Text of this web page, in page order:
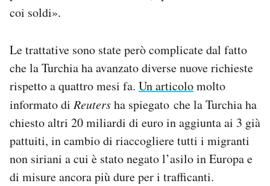
coi soldi».
Le trattative sono state però complicate dal fatto
che la Turchia ha avanzato diverse nuove richieste
rispetto a quattro mesi fa. Un articolomolto
informato di Reutersha spiegato che la Turchia ha
chiesto altri 20 miliardi di euro in aggiunta ai 3 già
pattuiti, in cambio di riaccogliere tutti i migranti
non siriani a cui è stato negato l’asilo in Europa e
di misure ancora più dure per i trafficanti.